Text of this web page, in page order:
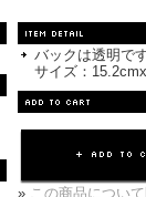
バックは透明です
サイズ：
» この商品につい